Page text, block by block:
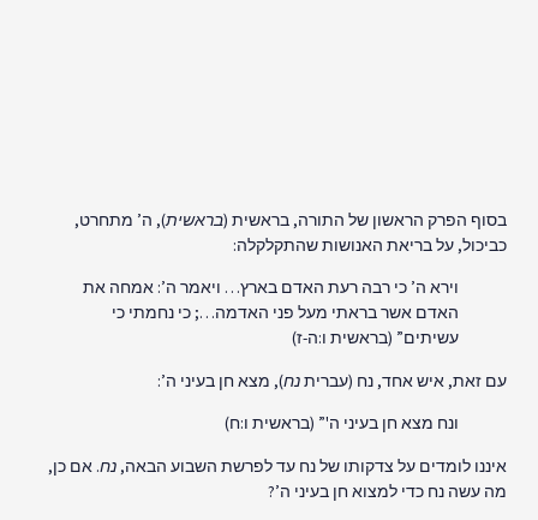
בסוף הפרק הראשון של התורה, בראשית (בראשית), ה’ מתחרט,
כביכול, על בריאת האנושות שהתקלקלה:
וירא ה’ כי רבה רעת האדם בארץ… ויאמר ה’: אמחה את
האדם אשר בראתי מעל פני האדמה…; כי נחמתי כי
עשיתים” (בראשית ו:ה-ז)
עם זאת, איש אחד, נח (עבריתנח), מצא חן בעיני ה’:
ונח מצא חן בעיני ה'” (בראשית ו:ח)
איננו לומדים על צדקותו של נח עד לפרשת השבוע הבאה, נח. אם כן,
מה עשה נח כדי למצוא חן בעיני ה’?